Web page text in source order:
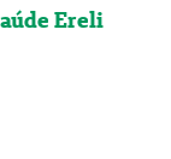
Ereli